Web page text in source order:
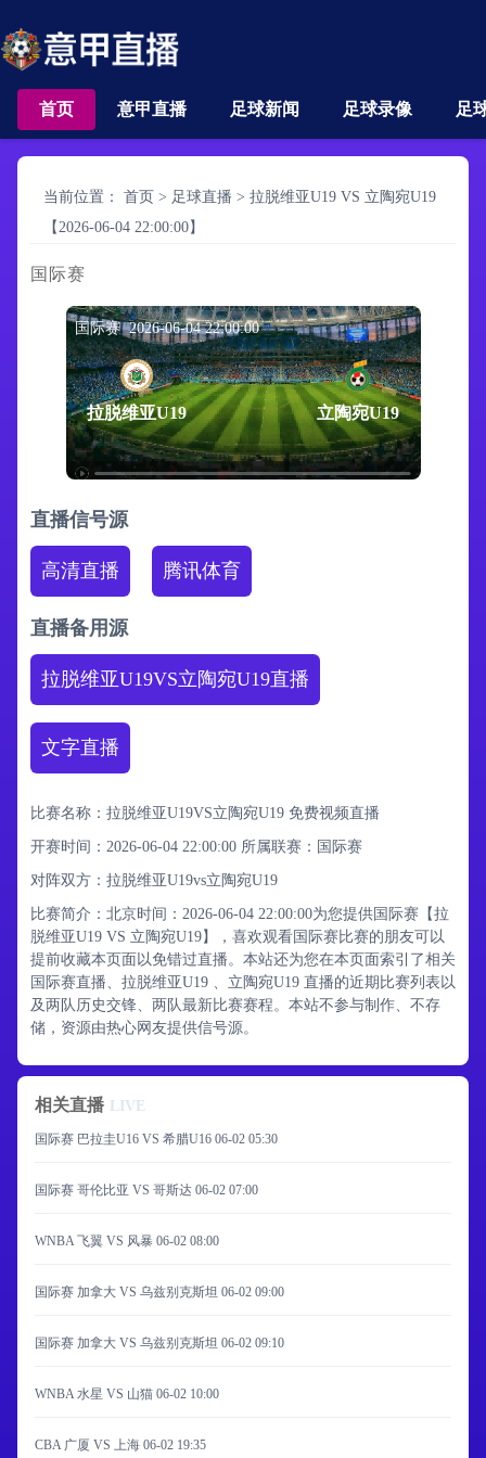
首页 意甲直播 足球新闻 足球录像 足
当前位置： 首页 > 足球直播 > 拉脱维亚U19 VS 立陶宛U19
【2026-06-04 22:00:00】
国际赛
国际赛 2026-06-04 22:00:00
拉脱维亚U19 立陶宛U19
直播信号源
高清直播 腾讯体育
直播备用源
拉脱维亚U19VS立陶宛U19直播
文字直播
比赛名称：拉脱维亚U19VS立陶宛U19 免费视频直播
开赛时间：2026-06-04 22:00:00 所属联赛： 国际赛
对阵双方：拉脱维亚U19vs立陶宛U19
比赛简介：北京时间：2026-06-04 22:00:00为您提供国际赛【拉
脱维亚U19 VS 立陶宛U19】，喜欢观看国际赛比赛的朋友可以
提前收藏本页面以免错过直播。本站还为您在本页面索引了相关
国际赛直播、拉脱维亚U19 、立陶宛U19 直播的近期比赛列表以
及两队历史交锋、两队最新比赛赛程。本站不参与制作、不存
储，资源由热心网友提供信号源。
相关直播 LIVE
国际赛 巴拉圭U16 VS 希腊U16 06-02 05:30
国际赛 哥伦比亚 VS 哥斯达 06-02 07:00
WNBA 飞翼 VS 风暴 06-02 08:00
国际赛 加拿大 VS 乌兹别克斯坦 06-02 09:00
国际赛 加拿大 VS 乌兹别克斯坦 06-02 09:10
WNBA 水星 VS 山猫 06-02 10:00
CBA 广厦 VS 上海 06-02 19:35